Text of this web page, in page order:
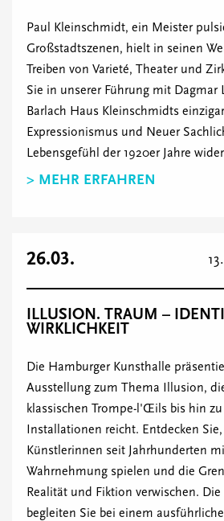
Paul Kleinschmidt, ein Meister
Großstadtszenen, hielt in seinen
Treiben von Varieté, Theater und
Sie in unserer Führung mit Dagmar
Barlach Haus Kleinschmidts
Expressionismus und Neuer
Lebensgefühl der 1920er Jahre
> MEHR ERFAHREN
26.03.
ILLUSION. TRAUM –
WIRKLICHKEIT
Die Hamburger Kunsthalle
Ausstellung zum Thema Illusion,
klassischen Trompe-l'Œils bis hin
Installationen reicht. Entdecken
Künstlerinnen seit Jahrhunderten
Wahrnehmung spielen und die
Realität und Fiktion verwischen.
begleiten Sie bei einem